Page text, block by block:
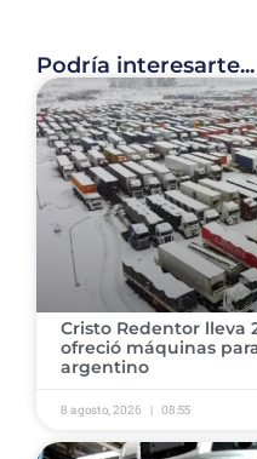
Podría interesarte...
Cristo Redentor lleva
ofreció máquinas
argentino
8 agosto, 2026 08:55